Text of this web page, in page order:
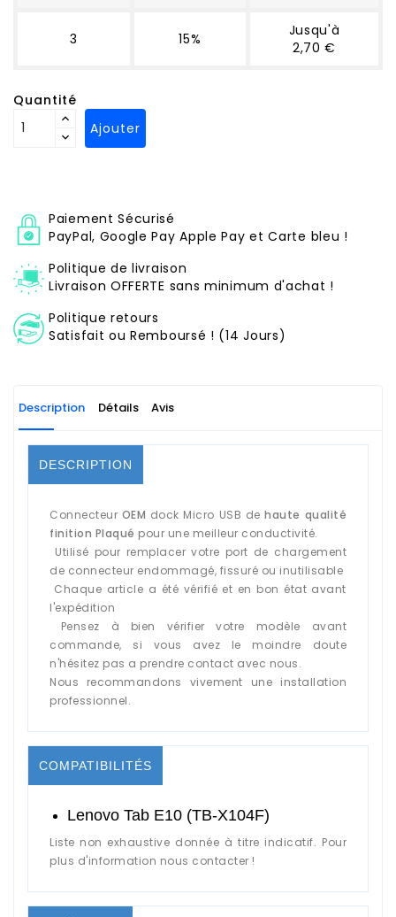
3 15%
Jusqu'à
2,70 €
Quantité
Ajouter
Paiement Sécurisé
PayPal, Google Pay Apple Pay et Carte bleu !
Politique de livraison
Livraison OFFERTE sans minimum d'achat !
Politique retours
Satisfait ou Remboursé ! (14 Jours)
Description Détails Avis
DESCRIPTION
Connecteur OEM dock Micro USB dehaute qualité
finition Plaqué pour une meilleur conductivité.
Utilisé pour remplacer votre port de chargement
de connecteur endommagé, fissuré ou inutilisable
Chaque article a été vérifié et en bon état avant
l'expédition
Pensez à bien vérifier votre modèle avant
commande, si vous avez le moindre doute
n'hésitez pas a prendre contact avec nous.
Nous recommandons vivement une installation
professionnel.
COMPATIBILITÉS
Lenovo Tab E10 (TB-X104F)
Liste non exhaustive donnée à titre indicatif. Pour
plus d'information nous contacter !